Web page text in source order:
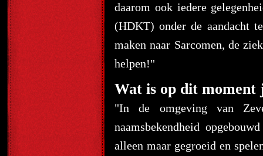
daarom ook iedere
(HDKT) onder de aandacht
maken naar Sarcomen, de
helpen!"
Wat is op dit moment
"In de omgeving van
naamsbekendheid
alleen maar gegroeid en